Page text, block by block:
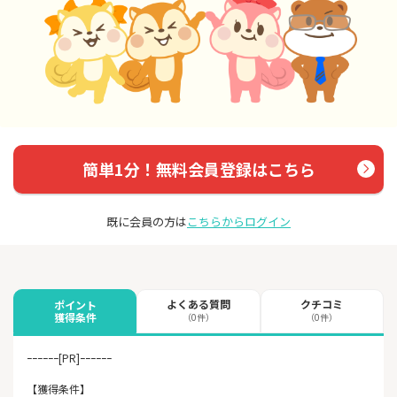
簡単1分！無料会員登録はこちら
既に会員の方はこちらからログイン
ポイント
獲得条件
よくある質問
（0件）
クチコミ
（0件）
ｰｰｰｰｰｰ[PR]ｰｰｰｰｰｰ
【獲得条件】